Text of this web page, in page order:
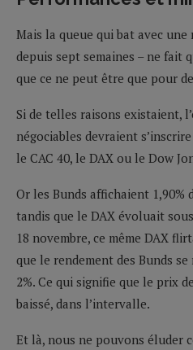
Mais la queue qui bat avec
depuis sept semaines – ne fait
que ce ne peut être que pour
Si de telles raisons existaient,
négociables devraient
le CAC 40, le DAX ou le Dow
Or les Bunds affichaient 1,90%
tandis que le DAX évoluait
18 novembre, ce même DAX
que le rendement des Bunds
2%. Ce qui signifie que le prix
baissé, dans l’intervalle.
Et là, nous ne pouvons éluder